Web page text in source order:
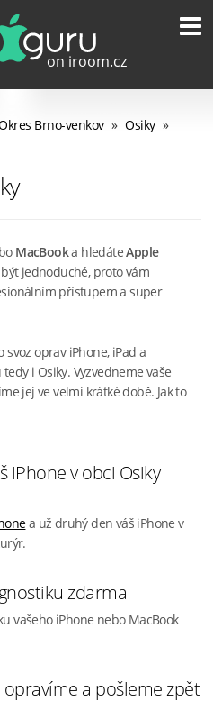
Brno-venkov » Osiky »
MacBooka hledáteApple
jednoduché, proto vám
přístupem a super
oprav iPhone, iPad a
i Osiky. Vyzvedneme vaše
jej ve velmi krátké době. Jak to
iPhone v obci Osiky
a už druhý den váš iPhone v
zdarma
vašeho iPhone nebo MacBook
a pošleme zpět